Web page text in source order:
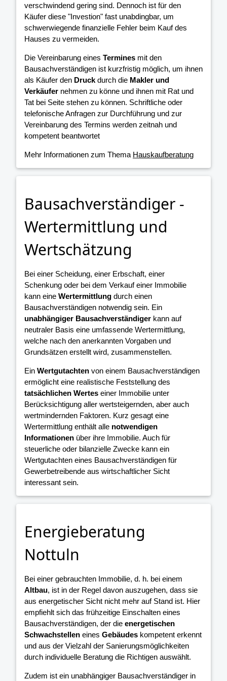
verschwindend gering sind. Dennoch ist für den
Käufer diese "Investion" fast unabdingbar, um
schwerwiegende finanzielle Fehler beim Kauf des
Hauses zu vermeiden.
Die Vereinbarung eines Termines mit den
Bausachverständigen ist kurzfristig möglich, um ihnen
als Käufer den Druck durch die Makler und
Verkäufer nehmen zu könne und ihnen mit Rat und
Tat bei Seite stehen zu können. Schriftliche oder
telefonische Anfragen zur Durchführung und zur
Vereinbarung des Termins werden zeitnah und
kompetent beantwortet
Mehr Informationen zum Thema Hauskaufberatung
Bausachverständiger -
Wertermittlung und
Wertschätzung
Bei einer Scheidung, einer Erbschaft, einer
Schenkung oder bei dem Verkauf einer Immobilie
kann eine Wertermittlung durch einen
Bausachverständigen notwendig sein. Ein
unabhängiger Bausachverständiger kann auf
neutraler Basis eine umfassende Wertermittlung,
welche nach den anerkannten Vorgaben und
Grundsätzen erstellt wird, zusammenstellen.
Ein Wertgutachten von einem Bausachverständigen
ermöglicht eine realistische Feststellung des
tatsächlichen Wertes einer Immobilie unter
Berücksichtigung aller wertsteigernden, aber auch
wertmindernden Faktoren. Kurz gesagt eine
Wertermittlung enthält alle notwendigen
Informationen über ihre Immobilie. Auch für
steuerliche oder bilanzielle Zwecke kann ein
Wertgutachten eines Bausachverständigen für
Gewerbetreibende aus wirtschaftlicher Sicht
interessant sein.
Energieberatung
Nottuln
Bei einer gebrauchten Immobilie, d. h. bei einem
Altbau, ist in der Regel davon auszugehen, dass sie
aus energetischer Sicht nicht mehr auf Stand ist. Hier
empfiehlt sich das frühzeitige Einschalten eines
Bausachverständigen, der die energetischen
Schwachstellen eines Gebäudes kompetent erkennt
und aus der Vielzahl der Sanierungsmöglichkeiten
durch individuelle Beratung die Richtigen auswählt.
Zudem ist ein unabhängiger Bausachverständiger in